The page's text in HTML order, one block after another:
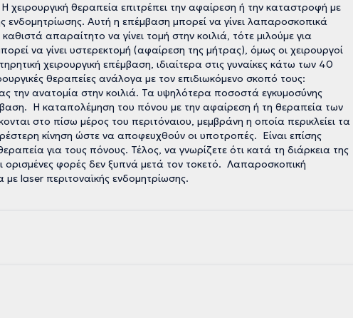
χειρουργική θεραπεία επιτρέπει την αφαίρεση ή την καταστροφή με
ενδομητρίωσης. Αυτή η επέμβαση μπορεί να γίνει λαπαροσκοπικά
απαραίτητο να γίνει τομή στην κοιλιά, τότε μιλούμε για
να γίνει υστερεκτομή (αφαίρεση της μήτρας), όμως οι χειρουργοί
χειρουργική επέμβαση, ιδιαίτερα στις γυναίκες κάτω των 40
θεραπείες ανάλογα με τον επιδιωκόμενο σκοπό τους:
την ανατομία στην κοιλιά. Τα υψηλότερα ποσοστά εγκυμοσύνης
Η καταπολέμηση του πόνου με την αφαίρεση ή τη θεραπεία των
στο πίσω μέρος του περιτόναιου, μεμβράνη η οποία περικλείει τα
κίνηση ώστε να αποφευχθούν οι υποτροπές. Είναι επίσης
για τους πόνους. Τέλος, να γνωρίζετε ότι κατά τη διάρκεια της
ορισμένες φορές δεν ξυπνά μετά τον τοκετό. Λαπαροσκοπική
laser περιτοναϊκής ενδομητρίωσης.